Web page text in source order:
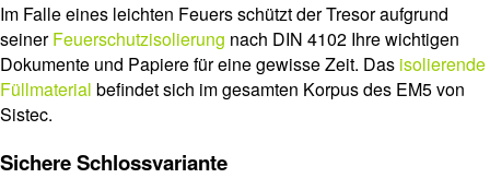
Im Falle eines leichten Feuers schützt der Tresor aufgrund
seinerFeuerschutzisolierung nach DIN 4102 Ihre wichtigen
Dokumente und Papiere für eine gewisse Zeit. Das isolierende
Füllmaterial befindet sich im gesamten Korpus des EM5 von
Sistec.
Sichere Schlossvariante